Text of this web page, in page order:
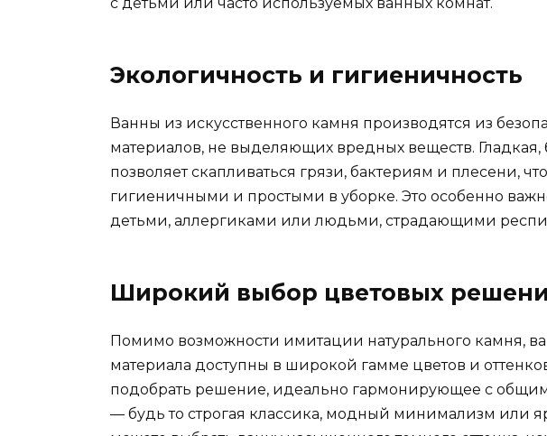
Экологичность и гигиеничность
Ванны из искусственного камня производятся из
материалов, не выделяющих вредных веществ. Гладкая,
позволяет скапливаться грязи, бактериям и плесени,
гигиеничными и простыми в уборке. Это особенно
детьми, аллергиками или людьми, страдающими
Широкий выбор цветовых
Помимо возможности имитации натурального камня,
материала доступны в широкой гамме цветов и
подобрать решение, идеально гармонирующее с
— будь то строгая классика, модный минимализм или